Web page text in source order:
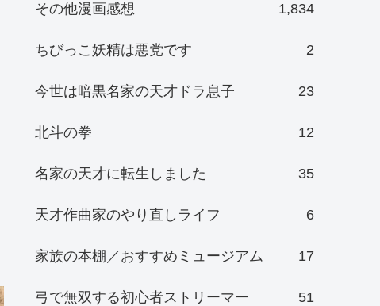
その他漫画感想 1,834
ちびっこ妖精は悪党です 2
今世は暗黒名家の天才ドラ息子 23
北斗の拳 12
名家の天才に転生しました 35
天才作曲家のやり直しライフ 6
家族の本棚／おすすめミュージアム 17
弓で無双する初心者ストリーマー 51